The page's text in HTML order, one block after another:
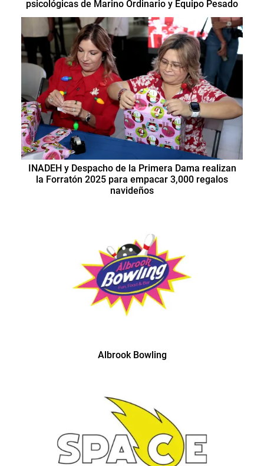
psicológicas de Marino Ordinario y Equipo Pesado
INADEH y Despacho de la Primera Dama realizan
la Forratón 2025 para empacar 3,000 regalos
navideños
Albrook Bowling